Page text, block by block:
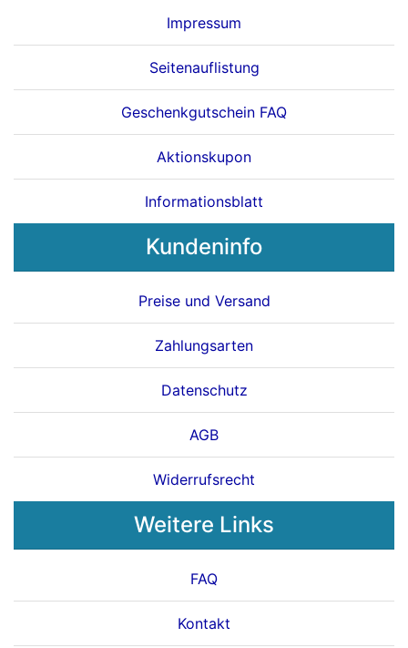
Impressum
Seitenauflistung
Geschenkgutschein FAQ
Aktionskupon
Informationsblatt
Kundeninfo
Preise und Versand
Zahlungsarten
Datenschutz
AGB
Widerrufsrecht
Weitere Links
FAQ
Kontakt